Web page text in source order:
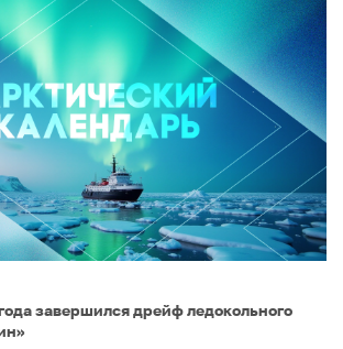
завершился дрейф ледокольного